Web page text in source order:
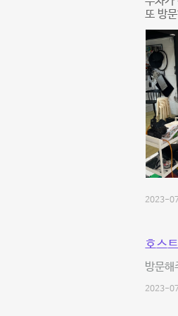
또 방
2023-
호스
방문
2023-